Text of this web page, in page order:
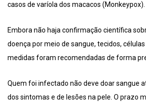
casos de varíola dos macacos (Monkeypox).
Embora não haja confirmação científica
doença por meio de sangue, tecidos,
medidas foram recomendadas de forma
Quem foi infectado não deve doar sangue
dos sintomas e de lesões na pele. O prazo